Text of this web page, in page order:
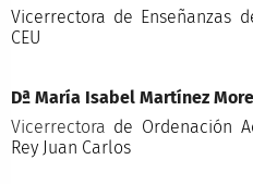
Vicerrectora de Enseñanzas
CEU
Dª María Isabel Martínez
Vicerrectora de Ordenación
Rey Juan Carlos